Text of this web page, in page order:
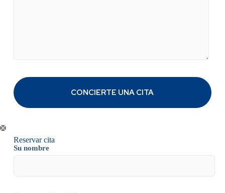
Reservar cita
Su nombre